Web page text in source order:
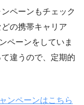
ペーンもチェック
の携帯キャリア
ペーンをしていま
違うので、定期的
ンペーンはこちら